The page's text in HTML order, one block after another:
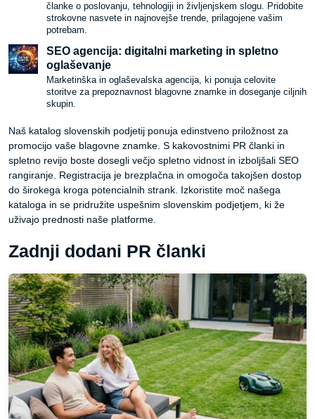
članke o poslovanju, tehnologiji in življenjskem slogu. Pridobite
strokovne nasvete in najnovejše trende, prilagojene vašim
potrebam.
SEO agencija: digitalni marketing in spletno
oglaševanje
Marketinška in oglaševalska agencija, ki ponuja celovite
storitve za prepoznavnost blagovne znamke in doseganje ciljnih
skupin.
Naš katalog slovenskih podjetij ponuja edinstveno priložnost za
promocijo vaše blagovne znamke. S kakovostnimi PR članki in
spletno revijo boste dosegli večjo spletno vidnost in izboljšali SEO
rangiranje. Registracija je brezplačna in omogoča takojšen dostop
do širokega kroga potencialnih strank. Izkoristite moč našega
kataloga in se pridružite uspešnim slovenskim podjetjem, ki že
uživajo prednosti naše platforme.
Zadnji dodani PR članki